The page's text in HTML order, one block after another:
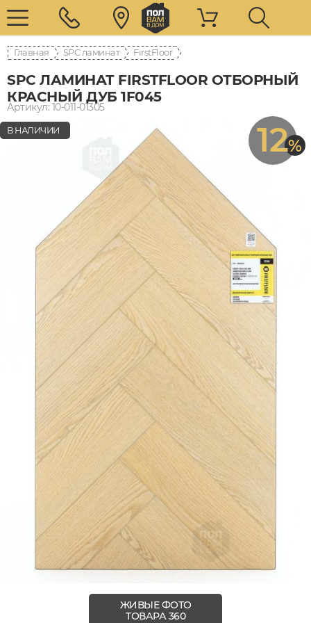
Главная SPC ламинат FirstFloor
SPC ЛАМИНАТ FIRSTFLOOR ОТБОРНЫЙ
КРАСНЫЙ ДУБ 1F045
Артикул: 10-011-01305
12%
В НАЛИЧИИ
ЖИВЫЕ ФОТО
ТОВАРА 360